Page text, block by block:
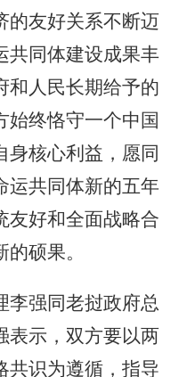
的友好关系不断迈
共同体建设成果丰
和人民长期给予的
始终恪守一个中国
身核心利益，愿同
运共同体新的五年
友好和全面战略合
硕果。
强同老挝政府总
表示，双方要以两
共识为遵循，指导